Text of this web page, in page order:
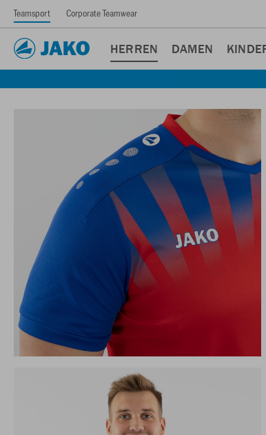
Teamsport Corporate Teamwear
HERREN DAMEN